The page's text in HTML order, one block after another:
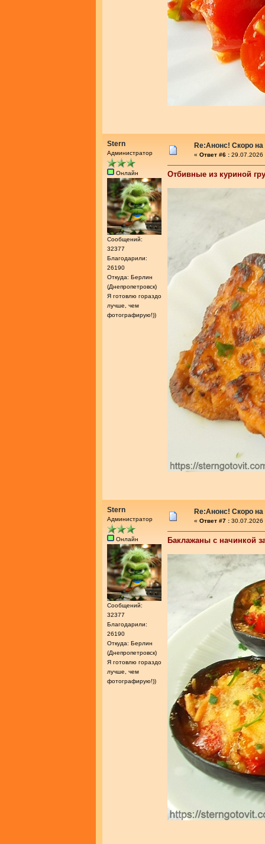
Stern
Администратор
Онлайн
Сообщений:
32377
Благодарили:
26190
Откуда: Берлин
(Днепропетровск)
Я готовлю гораздо
лучше, чем
фотографирую!))
Re:Анонс! Скоро
« Ответ #6 : 29.07.2026
Отбивные из куриной
Stern
Администратор
Онлайн
Сообщений:
32377
Благодарили:
26190
Откуда: Берлин
(Днепропетровск)
Я готовлю гораздо
лучше, чем
фотографирую!))
Re:Анонс! Скоро
« Ответ #7 : 30.07.2026
Баклажаны с начинкой